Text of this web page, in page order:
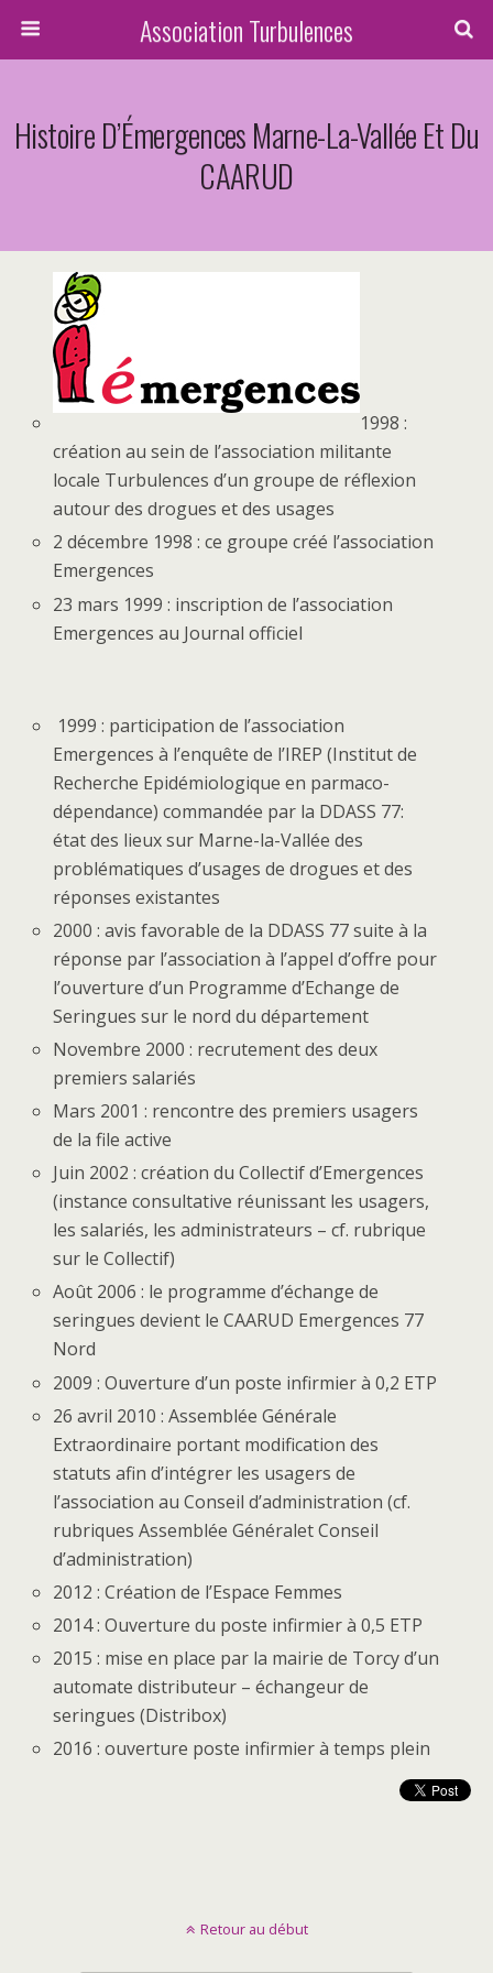
Association Turbulences
Histoire D’Émergences Marne-La-Vallée Et Du
CAARUD
1998 :
création au sein de l’association militante
locale Turbulences d’un groupe de réflexion
autour des drogues et des usages
2 décembre 1998 : ce groupe créé l’association
Emergences
23 mars 1999 : inscription de l’association
Emergences au Journal officiel
1999 : participation de l’association
Emergences à l’enquête de l’IREP (Institut de
Recherche Epidémiologique en parmaco-
dépendance) commandée par la DDASS 77:
état des lieux sur Marne-la-Vallée des
problématiques d’usages de drogues et des
réponses existantes
2000 : avis favorable de la DDASS 77 suite à la
réponse par l’association à l’appel d’offre pour
l’ouverture d’un Programme d’Echange de
Seringues sur le nord du département
Novembre 2000 : recrutement des deux
premiers salariés
Mars 2001 : rencontre des premiers usagers
de la file active
Juin 2002 : création du Collectif d’Emergences
(instance consultative réunissant les usagers,
les salariés, les administrateurs – cf. rubrique
sur le Collectif)
Août 2006 : le programme d’échange de
seringues devient le CAARUD Emergences 77
Nord
2009 : Ouverture d’un poste infirmier à 0,2 ETP
26 avril 2010 : Assemblée Générale
Extraordinaire portant modification des
statuts afin d’intégrer les usagers de
l’association au Conseil d’administration (cf.
rubriques Assemblée Généralet Conseil
d’administration)
2012 : Création de l’Espace Femmes
2014 : Ouverture du poste infirmier à 0,5 ETP
2015 : mise en place par la mairie de Torcy d’un
automate distributeur – échangeur de
seringues (Distribox)
2016 : ouverture poste infirmier à temps plein
Retour au début